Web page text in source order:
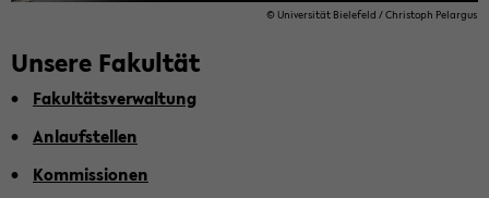
© Uni­ver­si­tät Bie­le­feld / Chris­toph Pe­l­ar­gus
Un­se­re Fa­kul­tät
Fa­kul­täts­ver­wal­tung
An­lauf­stel­len
Kom­mis­sio­nen